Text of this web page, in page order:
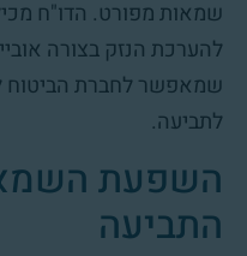
שמאות מפורט. הדו"ח
להערכת הנזק בצורה
שמאפשר לחברת הביטוח
לתביעה.
השפעת
התביעה